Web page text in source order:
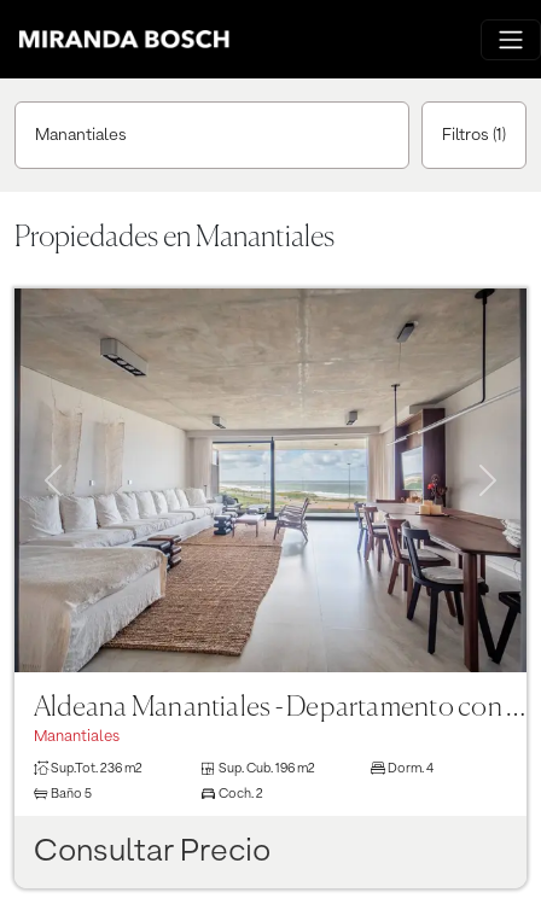
Manantiales Filtros (1)
Propiedades en Manantiales
Previous
Aldeana Manantiales - Departamento con vista al mar - 4 suites
Manantiales
Sup.Tot. 236 m2 Sup. Cub. 196 m2 Dorm. 4
Baño 5 Coch. 2
Consultar Precio